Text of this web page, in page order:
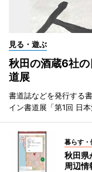
見る・遊ぶ
秋田の酒蔵6社
道展
書道誌などを発行する
イン書道展「第1回 日
暮らす・
秋田県
周辺情